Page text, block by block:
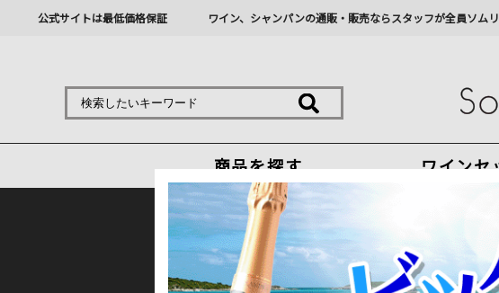
公式サイトは最低価格保証 ワイン、シャンパンの通販・販売ならスタッフが全員ソム
商品を探す ワインセ
今
最新の出荷
熊本地震の影響により九州への配送